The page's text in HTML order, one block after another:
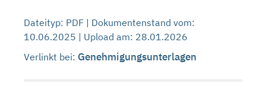
Dateityp: PDF | Dokumentenstand vom:
10.06.2025 | Upload am: 28.01.2026
Verlinkt bei: Genehmigungsunterlagen